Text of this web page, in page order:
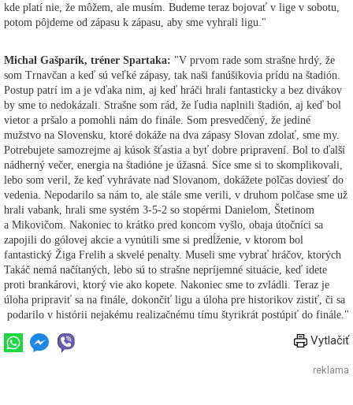
kde platí nie, že môžem, ale musím. Budeme teraz bojovať v lige v sobotu,
potom pôjdeme od zápasu k zápasu, aby sme vyhrali ligu."
Michal Gašparík, tréner Spartaka: "V prvom rade som strašne hrdý, že
som Trnavčan a keď sú veľké zápasy, tak naši fanúšikovia prídu na štadión.
Postup patrí im a je vďaka nim, aj keď hráči hrali fantasticky a bez divákov
by sme to nedokázali. Strašne som rád, že ľudia naplnili štadión, aj keď bol
vietor a pršalo a pomohli nám do finále. Som presvedčený, že jediné
mužstvo na Slovensku, ktoré dokáže na dva zápasy Slovan zdolať, sme my.
Potrebujete samozrejme aj kúsok šťastia a byť dobre pripravení. Bol to ďalší
nádherný večer, energia na štadióne je úžasná. Síce sme si to skomplikovali,
lebo som veril, že keď vyhrávate nad Slovanom, dokážete polčas doviesť do
vedenia. Nepodarilo sa nám to, ale stále sme verili, v druhom polčase sme už
hrali vabank, hrali sme systém 3-5-2 so stopérmi Danielom, Štetinom
a Mikovičom. Nakoniec to krátko pred koncom vyšlo, obaja útočníci sa
zapojili do gólovej akcie a vynútili sme si predĺženie, v ktorom bol
fantastický Žiga Frelih a skvelé penalty. Museli sme vybrať hráčov, ktorých
Takáč nemá načítaných, lebo sú to strašne nepríjemné situácie, keď idete
proti brankárovi, ktorý vie ako kopete. Nakoniec sme to zvládli. Teraz je
úloha pripraviť sa na finále, dokončiť ligu a úloha pre historikov zistiť, či sa
podarilo v histórii nejakému realizačnému tímu štyrikrát postúpiť do finále."
Vytlačiť
reklama